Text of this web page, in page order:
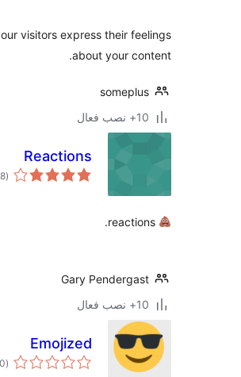
visitors express their feelings
about your content.
someplus
10+ نصب فعال
Reactions
(8
Gary Pendergast
10+ نصب فعال
Emojized
(0